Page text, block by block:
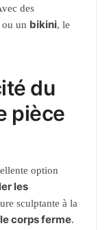
des
ou un bikini, le
du
pièce
option
les
sculptante à la
corps ferme.